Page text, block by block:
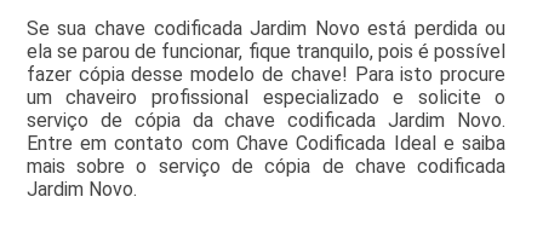
Se sua chave codificada Jardim Novo está perdida ou
ela se parou de funcionar, fique tranquilo, pois é possível
fazer cópia desse modelo de chave! Para isto procure
um chaveiro profissional especializado e solicite o
serviço de cópia da chave codificada Jardim Novo.
Entre em contato com Chave Codificada Ideal e saiba
mais sobre o serviço de cópia de chave codificada
Jardim Novo.